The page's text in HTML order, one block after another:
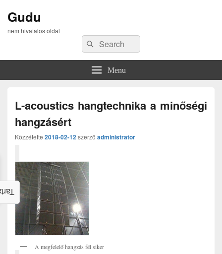
Gudu
nem hivatalos oldal
Search
for:
Search
Menu
L-acoustics hangtechnika a minőségi
hangzásért
Közzétette 2018-02-12szerző administrator
A megfelelő hangzás fél siker